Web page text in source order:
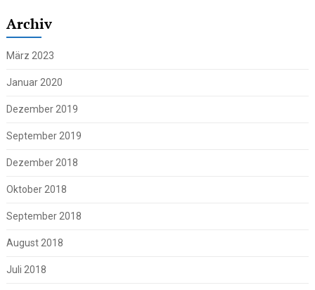
Archiv
März 2023
Januar 2020
Dezember 2019
September 2019
Dezember 2018
Oktober 2018
September 2018
August 2018
Juli 2018